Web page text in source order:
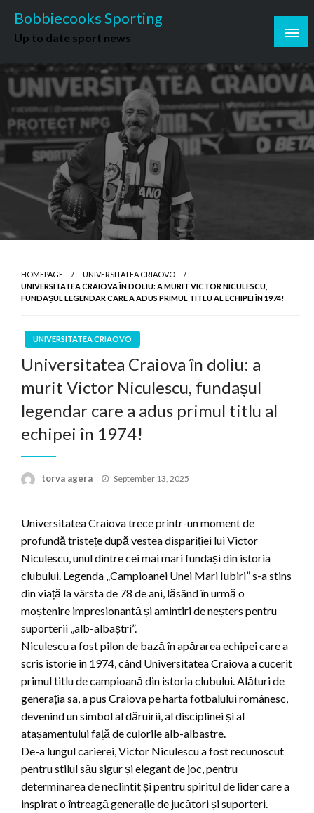
content
Bobbiecooks Sporting
Up to date sport news
HOMEPAGE
UNIVERSITATEA CRIAOVO
UNIVERSITATEA CRAIOVA ÎN DOLIU: A MURIT VICTOR NICULESCU,
FUNDAȘUL LEGENDAR CARE A ADUS PRIMUL TITLU AL ECHIPEI ÎN 1974!
UNIVERSITATEA CRIAOVO
Universitatea Craiova în doliu: a
murit Victor Niculescu, fundașul
legendar care a adus primul titlu al
echipei în 1974!
torva agera
Posted
September 13, 2025
Universitatea Craiova trece printr-un moment de
profundă tristețe după vestea dispariției lui Victor
Niculescu, unul dintre cei mai mari fundași din istoria
clubului. Legenda „Campioanei Unei Mari Iubiri” s-a stins
din viață la vârsta de 78 de ani, lăsând în urmă o
moștenire impresionantă și amintiri de neșters pentru
suporterii „alb-albaștri”.
Niculescu a fost pilon de bază în apărarea echipei care a
scris istorie în 1974, când Universitatea Craiova a cucerit
primul titlu de campioană din istoria clubului. Alături de
generația sa, a pus Craiova pe harta fotbalului românesc,
devenind un simbol al dăruirii, al disciplinei și al
atașamentului față de culorile alb-albastre.
De-a lungul carierei, Victor Niculescu a fost recunoscut
pentru stilul său sigur și elegant de joc, pentru
determinarea de neclintit și pentru spiritul de lider care a
inspirat o întreagă generație de jucători și suporteri.